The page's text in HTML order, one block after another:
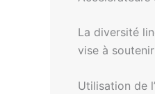
La diversité
vise à
Utilisation de